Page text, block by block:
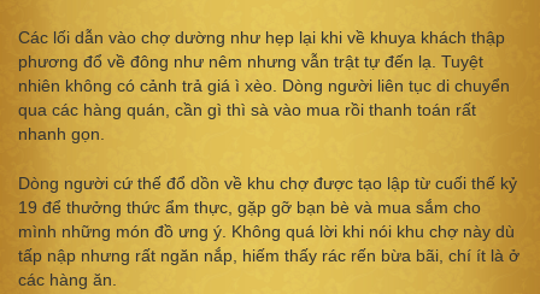
Các lối dẫn vào chợ dường như hẹp lại khi về khuya khách thập
phương đổ về đông như nêm nhưng vẫn trật tự đến lạ. Tuyệt
nhiên không có cảnh trả giá ì xèo. Dòng người liên tục di chuyển
qua các hàng quán, cần gì thì sà vào mua rồi thanh toán rất
nhanh gọn.
Dòng người cứ thế đổ dồn về khu chợ được tạo lập từ cuối thế kỷ
19 để thưởng thức ẩm thực, gặp gỡ bạn bè và mua sắm cho
mình những món đồ ưng ý. Không quá lời khi nói khu chợ này dù
tấp nập nhưng rất ngăn nắp, hiếm thấy rác rến bừa bãi, chí ít là ở
các hàng ăn.